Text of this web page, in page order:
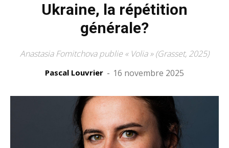
Ukraine, la répétition
générale?
Anastasia Fomitchova publie « Volia » (Grasset, 2025)
Pascal Louvrier - 16 novembre 2025